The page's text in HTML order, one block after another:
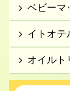
ベビーマ
イトオテ
オイルト